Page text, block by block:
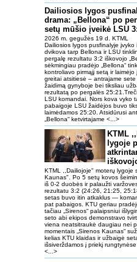
Dailiosios lygos
drama: „Bellona“ po
setų mūšio įveikė LSU
2026 m. gegužės 19 d. KTML
Dailiosios lygos pusfinalyje
dvikova tarp Bellona ir LSU
pergalę rezultatu 3:2 iškovojo
sėkmingiau pradėjo „Bellona“
kontroliavo pirmąjį setą ir
greitai atsitiesė – antrajame
žaidimą gynyboje bei tiksliau
rezultatą po pergalės
LSU komandai. Nors kova vyko
pabaigoje LSU žaidėjos buvo
laimėdamos 25:20. Atsidūrusi
„Bellona“ ketvirtajame <...>
KTML
lygoje
KTML ,,Dailiojoje" moterų lygoje
Kaunas". Po 5 setų kovos
iš 0-2 duobės ir palaužti
rezultatu 3:2 (24:26, 21:25,
setas buvo itin atkaklus —
pat pabaigos. KTU geriau
tačiau „Sirenos“ palaipsniui
seto abi ekipos demonstravo
viena neatsitraukė daugiau nei
momentais „Sirenos Kaunas“
kelias KTU klaidas ir užbaigė
išsiverždamos į priekį
<...>